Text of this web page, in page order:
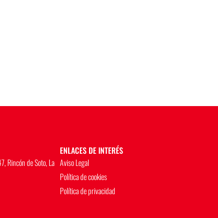
Rincón de Soto, La
ENLACES DE INTERÉS
Aviso Legal
Política de cookies
Política de privacidad